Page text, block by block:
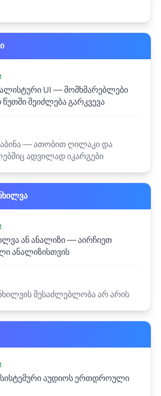
UI — მომხმარებლები
შეიძლება გარკვევა
— ათობით ღილაკი და
ადვილად იკარგები
ან ანალიზი — აირჩიეთ
ანალიზისთვის
შესაძლებლობა არ არის
აუდიოს ერთდროული